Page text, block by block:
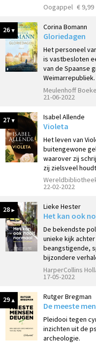
Oogappel € 9,99
26 Corina Bomann
Gloriedagen
Het personeel
is vastbesloten
van de Spaanse
Weimarrepubliek.
Meulenhoff
21-06-2022
27 Isabel Allende
Violeta
Het leven van
buitengewone
waarover zij
zij zielsveel
22-02-2022
28 Lieke Hester
Het kan ook
De bekendste
unieke kijk
beangstigende,
bijzondere
HarperCollins
17-05-2022
29 Rutger Bregman
De meeste
Pleidooi tegen
inzichten uit de
archeologie.